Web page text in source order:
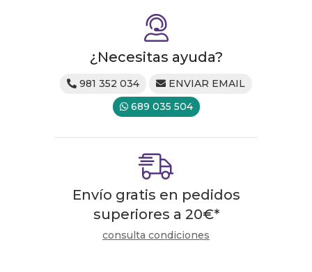
¿Necesitas ayuda?
981 352 034
ENVIAR EMAIL
689 035 504
Envío gratis en pedidos
superiores a 20€*
consulta condiciones